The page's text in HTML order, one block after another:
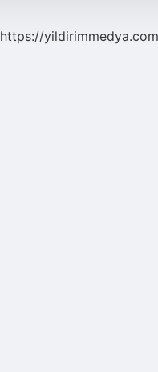
https://